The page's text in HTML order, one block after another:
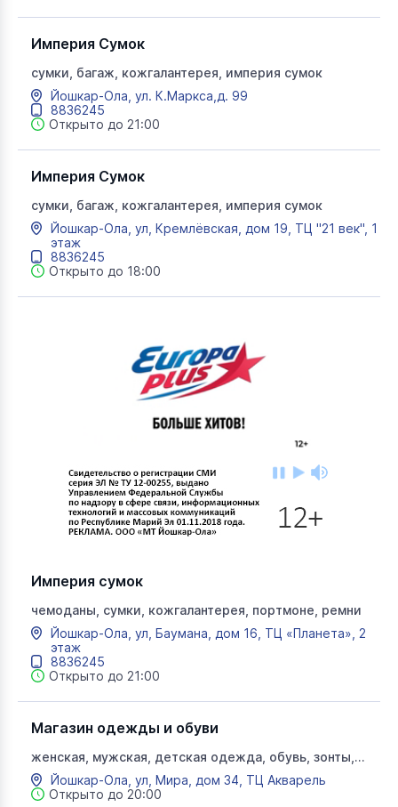
Империя Сумок
сумки, багаж, кожгалантерея, империя сумок
Йошкар-Ола, ул. К.Маркса,д. 99
8836245
Открыто до 21:00
Империя Сумок
сумки, багаж, кожгалантерея, империя сумок
Йошкар-Ола, ул, Кремлёвская, дом 19, ТЦ "21 век", 1
этаж
8836245
Открыто до 18:00
Империя сумок
чемоданы, сумки, кожгалантерея, портмоне, ремни
Йошкар-Ола, ул, Баумана, дом 16, ТЦ «Планета», 2
этаж
8836245
Открыто до 21:00
Магазин одежды и обуви
женская, мужская, детская одежда, обувь, зонты,
кожгалантерея
Йошкар-Ола, ул, Мира, дом 34, ТЦ Акварель
Открыто до 20:00